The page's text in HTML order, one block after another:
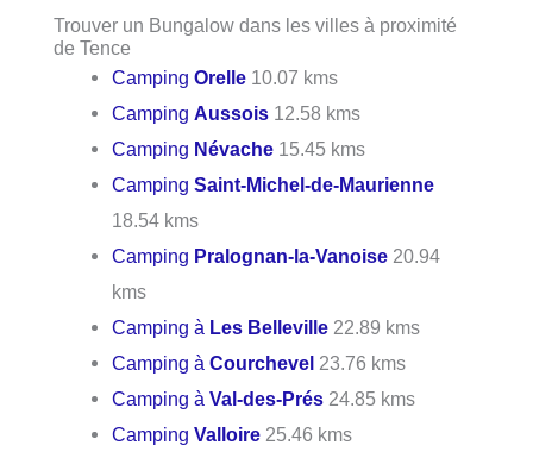
Trouver un Bungalow dans les villes à proximité
de Tence
CampingOrelle 10.07 kms
CampingAussois 12.58 kms
Camping Névache 15.45 kms
CampingSaint-Michel-de-Maurienne
18.54 kms
Camping Pralognan-la-Vanoise 20.94
kms
Camping à Les Belleville 22.89 kms
Camping àCourchevel 23.76 kms
Camping àVal-des-Prés 24.85 kms
CampingValloire 25.46 kms